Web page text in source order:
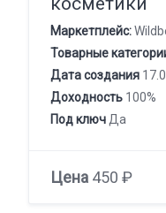
Маркетплейс:
Товарные
Дата создания
Доходность 100%
Под ключ Да
Цена 450 ₽